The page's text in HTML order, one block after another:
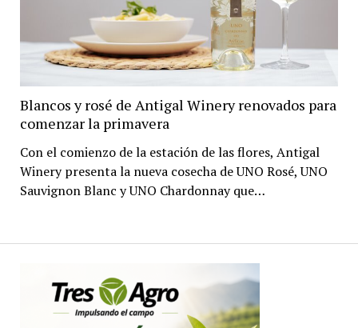
Blancos y rosé de Antigal Winery renovados para
comenzar la primavera
Con el comienzo de la estación de las flores, Antigal
Winery presenta la nueva cosecha de UNO Rosé, UNO
Sauvignon Blanc y UNO Chardonnay que…